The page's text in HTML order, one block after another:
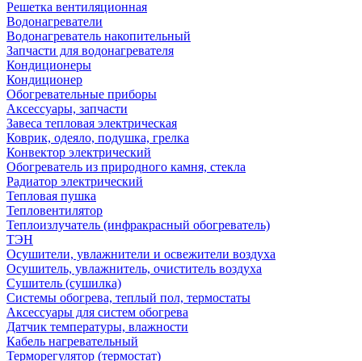
Решетка вентиляционная
Водонагреватели
Водонагреватель накопительный
Запчасти для водонагревателя
Кондиционеры
Кондиционер
Обогревательные приборы
Аксессуары, запчасти
Завеса тепловая электрическая
Коврик, одеяло, подушка, грелка
Конвектор электрический
Обогреватель из природного камня, стекла
Радиатор электрический
Тепловая пушка
Тепловентилятор
Теплоизлучатель (инфракрасный обогреватель)
ТЭН
Осушители, увлажнители и освежители воздуха
Осушитель, увлажнитель, очиститель воздуха
Сушитель (сушилка)
Системы обогрева, теплый пол, термостаты
Аксессуары для систем обогрева
Датчик температуры, влажности
Кабель нагревательный
Терморегулятор (термостат)